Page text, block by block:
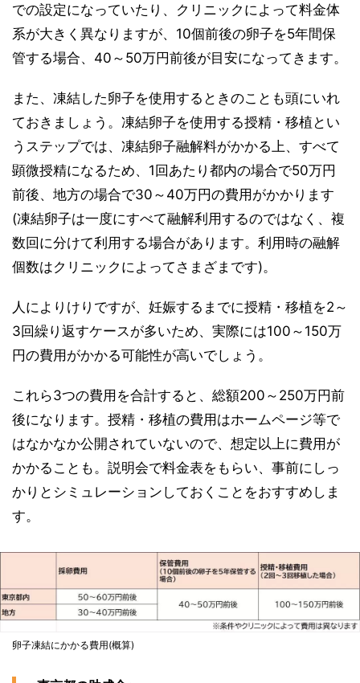
での設定になっていたり、クリニックによって料金体
系が大きく異なりますが、10個前後の卵子を5年間保
管する場合、40～50万円前後が目安になってきます。
また、凍結した卵子を使用するときのことも頭にいれ
ておきましょう。凍結卵子を使用する授精・移植とい
うステップでは、凍結卵子融解料がかかる上、すべて
顕微授精になるため、1回あたり都内の場合で50万円
前後、地方の場合で30～40万円の費用がかかります
(凍結卵子は一度にすべて融解利用するのではなく、複
数回に分けて利用する場合があります。利用時の融解
個数はクリニックによってさまざまです)。
人によりけりですが、妊娠するまでに授精・移植を2～
3回繰り返すケースが多いため、実際には100～150万
円の費用がかかる可能性が高いでしょう。
これら3つの費用を合計すると、総額200～250万円前
後になります。授精・移植の費用はホームページ等で
はなかなか公開されていないので、想定以上に費用が
かかることも。説明会で料金表をもらい、事前にしっ
かりとシミュレーションしておくことをおすすめしま
す。
卵子凍結にかかる費用(概算)